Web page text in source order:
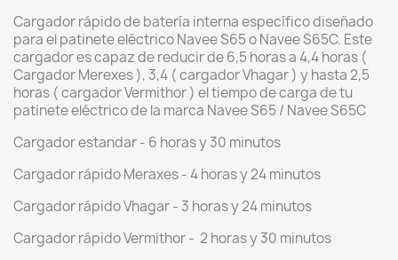
Cargador rápido de batería interna específico diseñado
para el patinete eléctrico Navee S65 o Navee S65C. Este
cargador es capaz de reducir de 6,5 horas a 4,4 horas (
Cargador Merexes ), 3,4 ( cargador Vhagar ) y hasta 2,5
horas ( cargador Vermithor ) el tiempo de carga de tu
patinete eléctrico de la marca Navee S65 / Navee S65C
Cargador estandar - 6 horas y 30 minutos
Cargador rápido Meraxes - 4 horas y 24 minutos
Cargador rápido Vhagar - 3 horas y 24 minutos
Cargador rápido Vermithor - 2 horas y 30 minutos